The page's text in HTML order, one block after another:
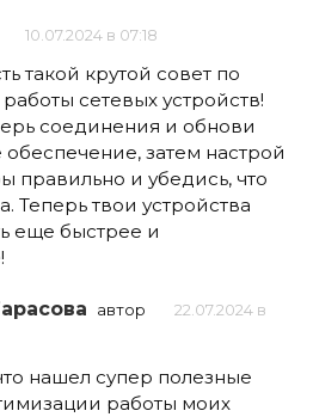
10.07.2024 в 07:18
такой крутой совет по
сетевых устройств!
соединения и обнови
затем настрой
правильно и убедись, что
Теперь твои устройства
еще быстрее и
автор
22.07.2024 в
нашел супер полезные
работы моих